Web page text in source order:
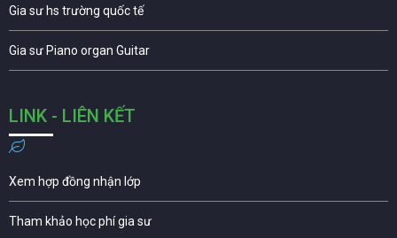
Gia sư hs trường quốc tế
Gia sư Piano organ Guitar
LINK - LIÊN KẾT
Xem hợp đồng nhận lớp
Tham khảo học phí gia sư